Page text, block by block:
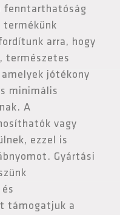
termékünk
arra, hogy
természetes
jótékony
minimális
A
vagy
ezzel is
Gyártási
támogatjuk a